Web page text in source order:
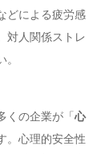
どによる疲労感
対人関係ストレ
くの企業が「心
。心理的安全性